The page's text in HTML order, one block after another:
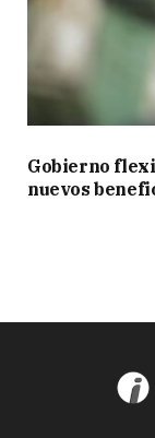
Gobierno
nuevos